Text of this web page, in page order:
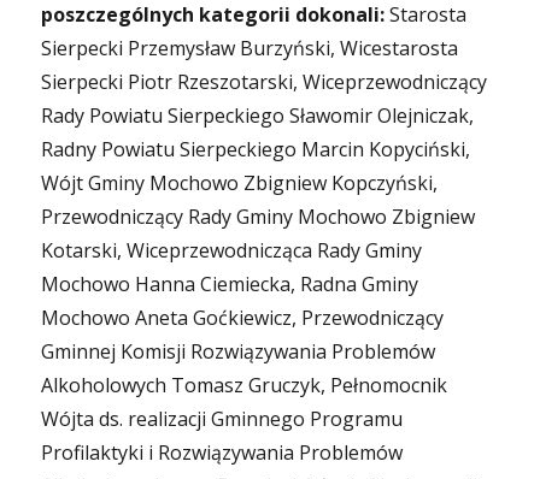
poszczególnych kategorii dokonali:Starosta
Sierpecki Przemysław Burzyński, Wicestarosta
Sierpecki Piotr Rzeszotarski, Wiceprzewodniczący
Rady Powiatu Sierpeckiego Sławomir Olejniczak,
Radny Powiatu Sierpeckiego Marcin Kopyciński,
Wójt Gminy Mochowo Zbigniew Kopczyński,
Przewodniczący Rady Gminy Mochowo Zbigniew
Kotarski, Wiceprzewodnicząca Rady Gminy
Mochowo Hanna Ciemiecka, Radna Gminy
Mochowo Aneta Goćkiewicz, Przewodniczący
Gminnej Komisji Rozwiązywania Problemów
Alkoholowych Tomasz Gruczyk, Pełnomocnik
Wójta ds. realizacji Gminnego Programu
Profilaktyki i Rozwiązywania Problemów